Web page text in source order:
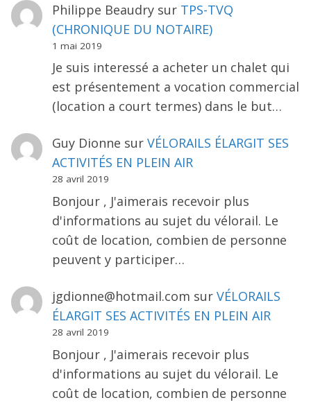
Philippe Beaudrysur TPS-TVQ
(CHRONIQUE DU NOTAIRE)
1 mai 2019
Je suis interessé a acheter un chalet qui
est présentement a vocation commercial
(location a court termes) dans le but…
Guy Dionne sur VÉLORAILS ÉLARGIT SES
ACTIVITÉS EN PLEIN AIR
28 avril 2019
Bonjour , J'aimerais recevoir plus
d'informations au sujet du vélorail. Le
coût de location, combien de personne
peuvent y participer…
jgdionne@hotmail.com sur VÉLORAILS
ÉLARGIT SES ACTIVITÉS EN PLEIN AIR
28 avril 2019
Bonjour , J'aimerais recevoir plus
d'informations au sujet du vélorail. Le
coût de location, combien de personne